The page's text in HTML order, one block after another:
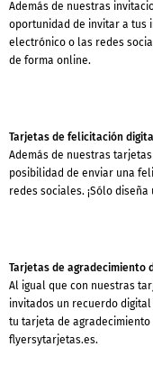
Además de nuestras
oportunidad de invitar a tus
electrónico o las redes
de forma online.
Tarjetas de felicitación
Además de nuestras
posibilidad de enviar una
redes sociales. ¡Sólo
Tarjetas de agradecimiento
Al igual que con nuestras
invitados un recuerdo
tu tarjeta de
flyersytarjetas.es.